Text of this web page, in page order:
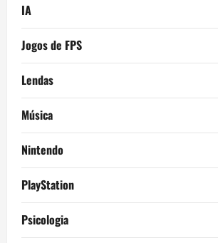
IA
Jogos de FPS
Lendas
Música
Nintendo
PlayStation
Psicologia